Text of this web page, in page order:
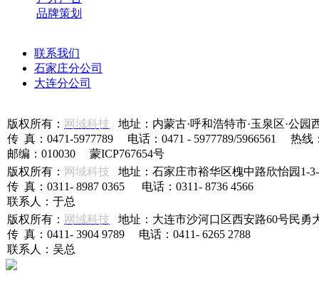
品牌策划
联系我们
石家庄分公司
大连分公司
版权所有： 网域科技 地址：内蒙古·呼和浩特市·玉泉区·公园
传 真：0471-5977789 电话：0471 - 5977789/5966561 热线
邮编：010030 蒙ICP767654号
版权所有： 网域科技 地址：石家庄市裕华区槐中路欣怡园1-
传 真：0311- 8987 0365 电话：0311- 8736 4566
联系人：于总
版权所有： 网域科技 地址：大连市沙河口区西安路60号民勇
传 真：0411- 3904 9789 电话：0411- 6265 2788
联系人：吴总